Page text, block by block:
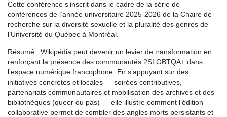
Cette conférence s’inscrit dans le cadre de la série de
conférences de l’année universitaire 2025-2026 de la Chaire de
recherche sur la diversité sexuelle et la pluralité des genres de
l’Université du Québec à Montréal.
Résumé : Wikipédia peut devenir un levier de transformation en
renforçant la présence des communautés 2SLGBTQA+ dans
l’espace numérique francophone. En s’appuyant sur des
initiatives concrètes et locales — soirées contributives,
partenariats communautaires et mobilisation des archives et des
bibliothèques (queer ou pas) — elle illustre comment l’édition
collaborative permet de combler des angles morts persistants et